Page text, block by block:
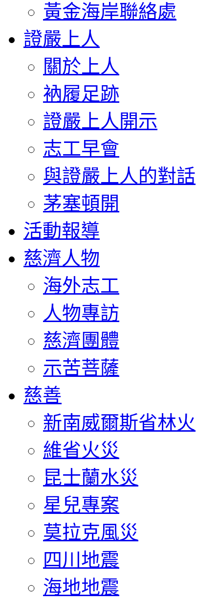
黃金海岸聯絡處
證嚴上人
關於上人
衲履足跡
證嚴上人開示
志工早會
與證嚴上人的對話
茅塞頓開
活動報導
慈濟人物
海外志工
人物專訪
慈濟團體
示苦菩薩
慈善
新南威爾斯省林火
維省火災
昆士蘭水災
星兒專案
莫拉克風災
四川地震
海地地震